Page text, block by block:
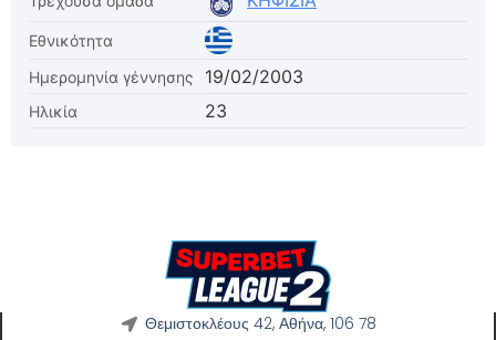
Εθνικότητα
Ημερομηνία γέννησης
19/02/2003
Ηλικία 23
Θεμιστοκλέους 42, Αθήνα, 106 78